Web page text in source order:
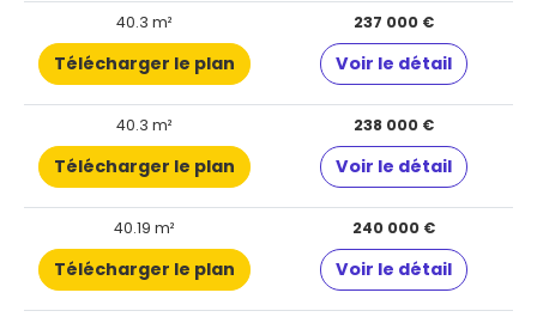
40.3 m² 237 000 €
Télécharger le plan Voir le détail
40.3 m² 238 000 €
Télécharger le plan Voir le détail
40.19 m² 240 000 €
Télécharger le plan Voir le détail